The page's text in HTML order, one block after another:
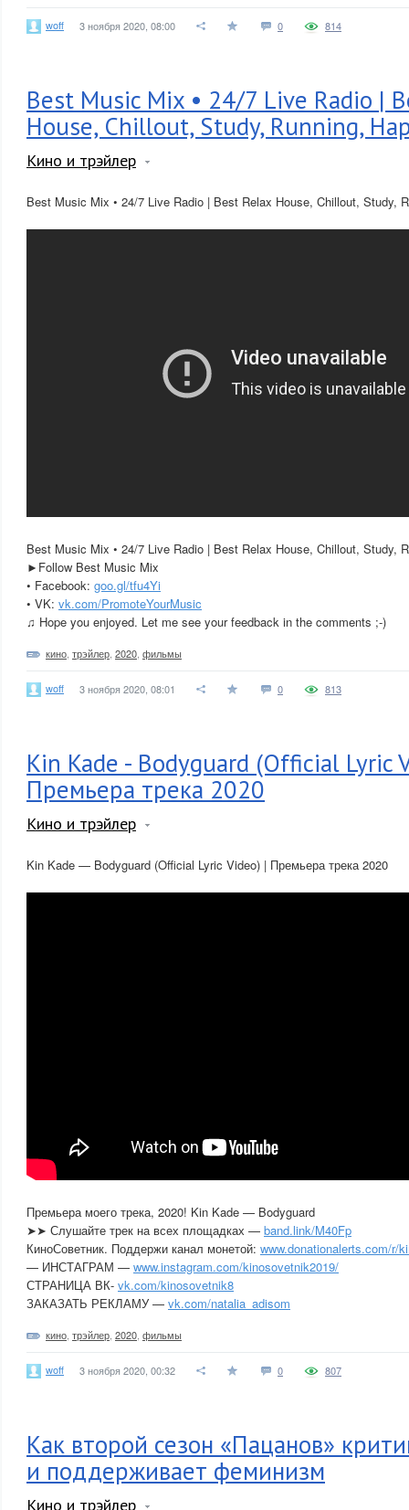
woff 3 ноября 2020, 08:00 0 814
Best Music Mix • 24/7 Live Radio |
House, Chillout, Study, Running,
Кино и трэйлер
Best Music Mix • 24/7 Live Radio | Best Relax House, Chillout, Study,
Best Music Mix • 24/7 Live Radio | Best Relax House, Chillout, Study,
►Follow Best Music Mix
• Facebook: goo.gl/tfu4Yi
• VK: vk.com/PromoteYourMusic
♫ Hope you enjoyed. Let me see your feedback in the comments ;-)
кино трэйлер 2020 фильмы
woff 3 ноября 2020, 08:01 0 813
Kin Kade - Bodyguard (Official Lyric
Премьера трека 2020
Кино и трэйлер
Kin Kade — Bodyguard (Official Lyric Video) | Премьера трека 2020
Премьера моего трека, 2020! Kin Kade — Bodyguard
➤➤ Слушайте трек на всех площадках — band.link/M40Fp
КиноСоветник. Поддержи канал монетой: www.donationalerts.com/r/
— ИНСТАГРАМ — www.instagram.com/kinosovetnik2019/
СТРАНИЦА ВК- vk.com/kinosovetnik8
ЗАКАЗАТЬ РЕКЛАМУ — vk.com/natalia_adisom
кино трэйлер 2020 фильмы
woff 3 ноября 2020, 00:32 0 807
Как второй сезон «Пацанов»
и поддерживает феминизм
Кино и трэйлер